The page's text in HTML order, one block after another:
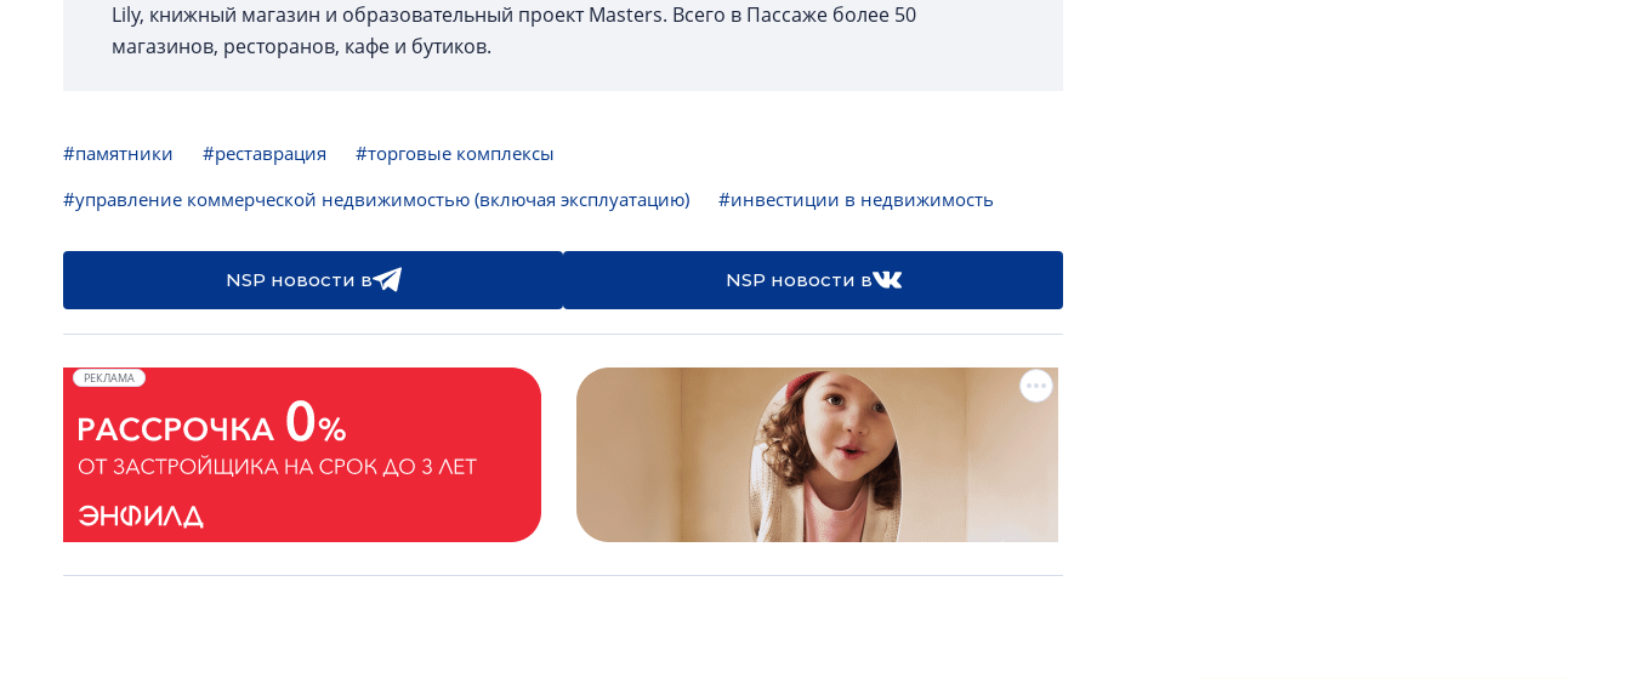
Lily, книжный магазин и образовательный проект Masters. Всего в Пассаже более 50
магазинов, ресторанов, кафе и бутиков.
#памятники #реставрация
#торговые комплексы
#управление коммерческой недвижимостью (включая эксплуатацию)
#инвестиции в недвижимость
NSP новости в NSP новости в
РЕКЛАМА